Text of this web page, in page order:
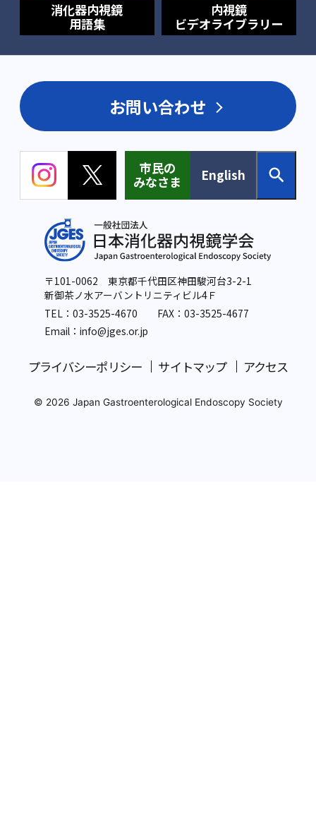
消化器内視鏡
用語集
内視鏡
ビデオライブラリー
お問い合わせ
市民の
みなさま
English
〒101-0062 東京都千代田区神田駿河台3-2-1
新御茶ノ水アーバントリニティビル4Ｆ
TEL：03-3525-4670 FAX：03-3525-4677
Email：info@jges.or.jp
プライバシーポリシー サイトマップ アクセス
© 2026 Japan Gastroenterological Endoscopy Society